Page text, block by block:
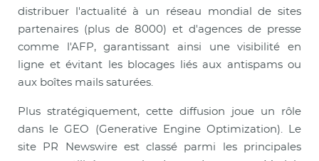
distribuer l'actualité à un réseau mondial de sites
partenaires (plus de 8000) et d'agences de presse
comme l'AFP, garantissant ainsi une visibilité en
ligne et évitant les blocages liés aux antispams ou
aux boîtes mails saturées.
Plus stratégiquement, cette diffusion joue un rôle
dans le GEO (Generative Engine Optimization). Le
site PR Newswire est classé parmi les principales